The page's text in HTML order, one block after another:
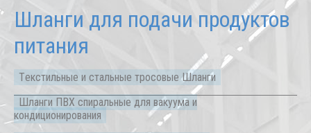
Шланги для подачи продуктов
питания
Tекстильные и стальные тросовые Шланги
Шланги ПВХ спиральные для вакуума и
кондиционирования